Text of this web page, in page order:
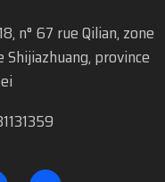
n° 67 rue Qilian, zone
province